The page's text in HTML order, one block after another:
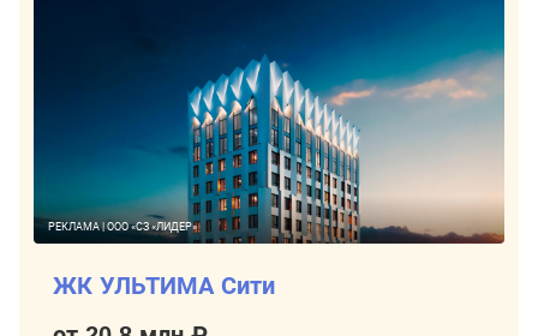
РЕКЛАМА | ООО «СЗ «ЛИДЕР»
ЖК УЛЬТИМА Сити